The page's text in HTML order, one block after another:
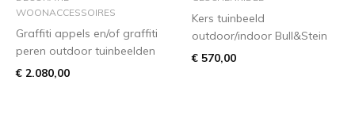
WOONACCESSOIRES
Graffiti appels en/of graffiti
peren outdoor tuinbeelden
€ 2.080,00
Kers tuinbeeld
outdoor/indoor Bull&Stein
€ 570,00